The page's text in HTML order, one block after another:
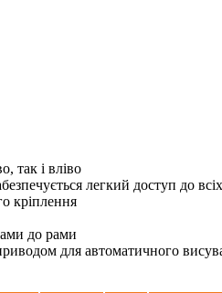
так і вліво
легкий доступ до
кріплення
до рами
для автоматичного